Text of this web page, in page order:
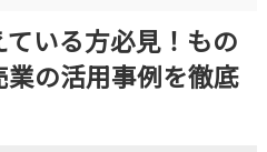
ている方必見！もの
の活用事例を徹底